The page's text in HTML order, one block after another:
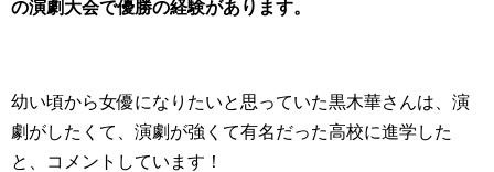
の演劇大会で優勝の経験があります。
幼い頃から女優になりたいと思っていた黒木華さんは、演
劇がしたくて、演劇が強くて有名だった高校に進学した
と、コメントしています！